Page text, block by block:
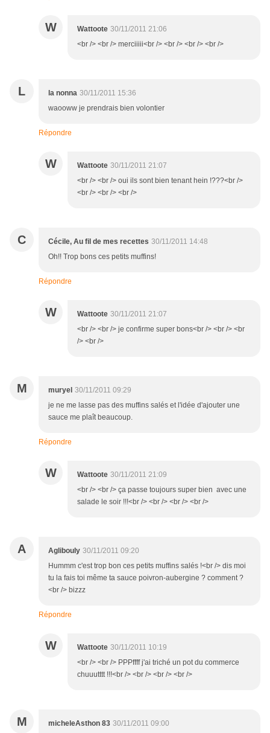
W Wattoote 30/11/2011 21:06
<br /> <br /> merciiiii<br /> <br /> <br /> <br />
L la nonna 30/11/2011 15:36
waooww je prendrais bien volontier
Répondre
W Wattoote 30/11/2011 21:07
<br /> <br /> oui ils sont bien tenant hein !???<br />
<br /> <br /> <br />
C Cécile, Au fil de mes recettes 30/11/2011 14:48
Oh!! Trop bons ces petits muffins!
Répondre
W Wattoote 30/11/2011 21:07
<br /> <br /> je confirme super bons<br /> <br /> <br
/> <br />
M muryel 30/11/2011 09:29
je ne me lasse pas des muffins salés et l'idée d'ajouter une
sauce me plaît beaucoup.
Répondre
W Wattoote 30/11/2011 21:09
<br /> <br /> ça passe toujours super bien avec une
salade le soir !!!<br /> <br /> <br /> <br />
A Aglibouly 30/11/2011 09:20
Hummm c'est trop bon ces petits muffins salés !<br /> dis moi
tu la fais toi même ta sauce poivron-aubergine ? comment ?
<br /> bizzz
Répondre
W Wattoote 30/11/2011 10:19
<br /> <br /> PPPffff j'ai triché un pot du commerce
chuuutttt !!!<br /> <br /> <br /> <br />
M micheleAsthon 83 30/11/2011 09:00